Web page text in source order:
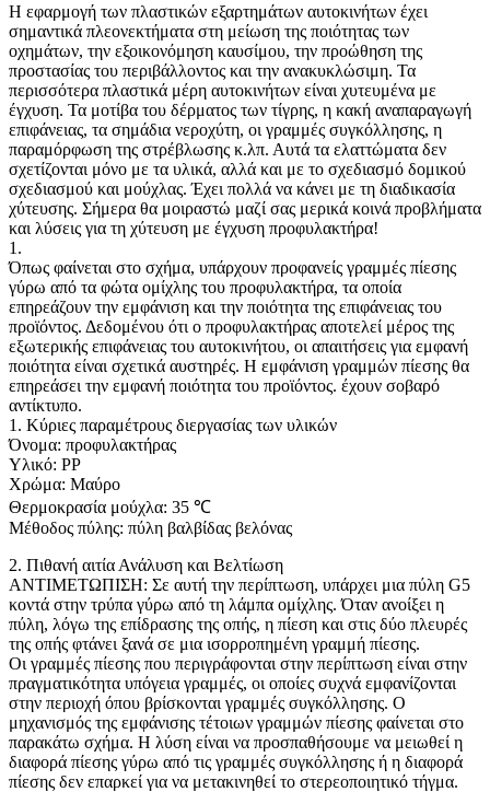
Η εφαρμογή των πλαστικών εξαρτημάτων αυτοκινήτων έχει
σημαντικά πλεονεκτήματα στη μείωση της ποιότητας των
οχημάτων, την εξοικονόμηση καυσίμου, την προώθηση της
προστασίας του περιβάλλοντος και την ανακυκλώσιμη. Τα
περισσότερα πλαστικά μέρη αυτοκινήτων είναι χυτευμένα με
έγχυση. Τα μοτίβα του δέρματος των τίγρης, η κακή αναπαραγωγή
επιφάνειας, τα σημάδια νεροχύτη, οι γραμμές συγκόλλησης, η
παραμόρφωση της στρέβλωσης κ.λπ. Αυτά τα ελαττώματα δεν
σχετίζονται μόνο με τα υλικά, αλλά και με το σχεδιασμό δομικού
σχεδιασμού και μούχλας. Έχει πολλά να κάνει με τη διαδικασία
χύτευσης. Σήμερα θα μοιραστώ μαζί σας μερικά κοινά προβλήματα
και λύσεις για τη χύτευση με έγχυση προφυλακτήρα!
1.
Όπως φαίνεται στο σχήμα, υπάρχουν προφανείς γραμμές πίεσης
γύρω από τα φώτα ομίχλης του προφυλακτήρα, τα οποία
επηρεάζουν την εμφάνιση και την ποιότητα της επιφάνειας του
προϊόντος. Δεδομένου ότι ο προφυλακτήρας αποτελεί μέρος της
εξωτερικής επιφάνειας του αυτοκινήτου, οι απαιτήσεις για εμφανή
ποιότητα είναι σχετικά αυστηρές. Η εμφάνιση γραμμών πίεσης θα
επηρεάσει την εμφανή ποιότητα του προϊόντος. έχουν σοβαρό
αντίκτυπο.
1. Κύριες παραμέτρους διεργασίας των υλικών
Όνομα: προφυλακτήρας
Υλικό: PP
Χρώμα: Μαύρο
Θερμοκρασία μούχλα: 35 ℃
Μέθοδος πύλης: πύλη βαλβίδας βελόνας
2. Πιθανή αιτία Ανάλυση και Βελτίωση
ΑΝΤΙΜΕΤΩΠΙΣΗ: Σε αυτή την περίπτωση, υπάρχει μια πύλη G5
κοντά στην τρύπα γύρω από τη λάμπα ομίχλης. Όταν ανοίξει η
πύλη, λόγω της επίδρασης της οπής, η πίεση και στις δύο πλευρές
της οπής φτάνει ξανά σε μια ισορροπημένη γραμμή πίεσης.
Οι γραμμές πίεσης που περιγράφονται στην περίπτωση είναι στην
πραγματικότητα υπόγεια γραμμές, οι οποίες συχνά εμφανίζονται
στην περιοχή όπου βρίσκονται γραμμές συγκόλλησης. Ο
μηχανισμός της εμφάνισης τέτοιων γραμμών πίεσης φαίνεται στο
παρακάτω σχήμα. Η λύση είναι να προσπαθήσουμε να μειωθεί η
διαφορά πίεσης γύρω από τις γραμμές συγκόλλησης ή η διαφορά
πίεσης δεν επαρκεί για να μετακινηθεί το στερεοποιητικό τήγμα.